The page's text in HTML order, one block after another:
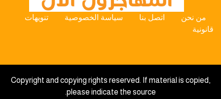
من نحن اتصل بنا سياسة الخصوصية
تنويهات
قانونية
Copyright and copying rights reserved. If material is copied,
please indicate the source.